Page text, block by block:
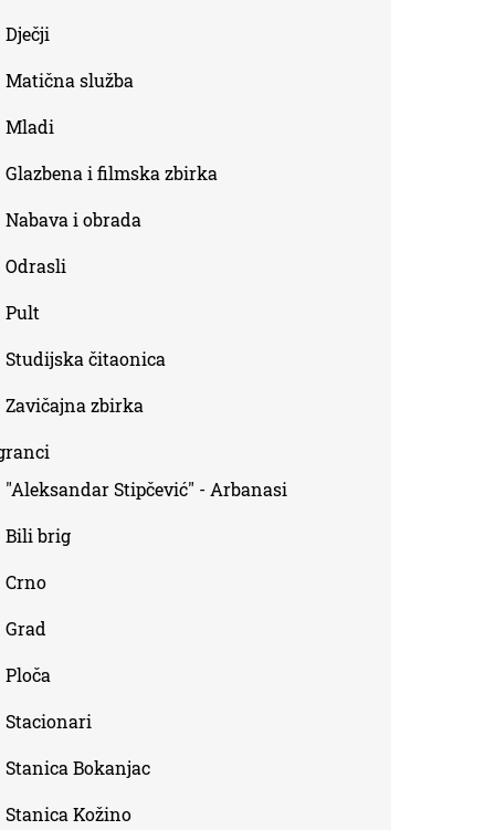
Dječji
Matična služba
Mladi
Glazbena i filmska zbirka
Nabava i obrada
Odrasli
Pult
Studijska čitaonica
Zavičajna zbirka
"Aleksandar Stipčević" - Arbanasi
Bili brig
Crno
Grad
Ploča
Stacionari
Stanica Bokanjac
Stanica Kožino